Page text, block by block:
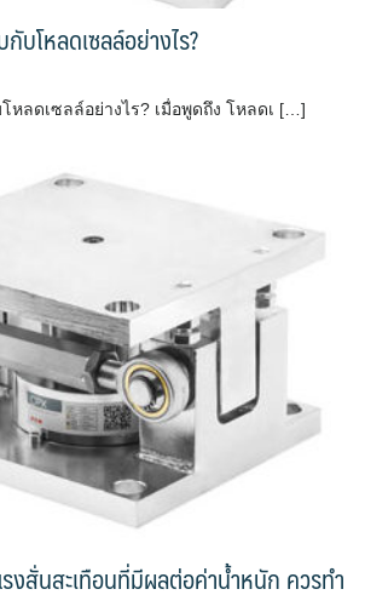
โหลดเซลล์อย่างไร?
ลดเซลล์อย่างไร? เมื่อพูดถึง โหลดเ […]
งสั่นสะเทือนที่มีผลต่อค่าน้ำหนัก ควรทำ